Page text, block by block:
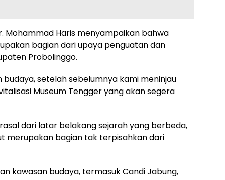
Mohammad Haris menyampaikan bahwa
bagian dari upaya penguatan dan
Probolinggo.
setelah sebelumnya kami meninjau
Museum Tengger yang akan segera
dari latar belakang sejarah yang berbeda,
merupakan bagian tak terpisahkan dari
kawasan budaya, termasuk Candi Jabung,